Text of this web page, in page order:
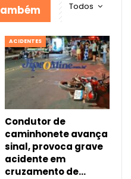
Todos
ACIDENTES
Condutor de
caminhonete avança
sinal, provoca grave
acidente em
cruzamento de…